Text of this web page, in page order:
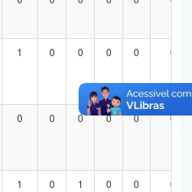
1 0 0 0 0 0
0 0 0 0 0 0
1 0 1 0 0 0